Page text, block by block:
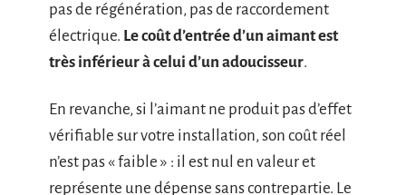
pas de régénération, pas de raccordement
électrique. Le coût d’entrée d’un aimant est
très inférieur à celui d’un adoucisseur.
En revanche, si l’aimant ne produit pas d’effet
vérifiable sur votre installation, son coût réel
n’est pas « faible » : il est nul en valeur et
représente une dépense sans contrepartie. Le